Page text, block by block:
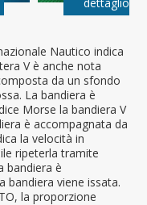
Nautico indica
V è anche nota
da un sfondo
La bandiera è
Morse la bandiera V
è accompagnata da
la velocità in
ripeterla tramite
bandiera è
bandiera viene issata.
la proporzione